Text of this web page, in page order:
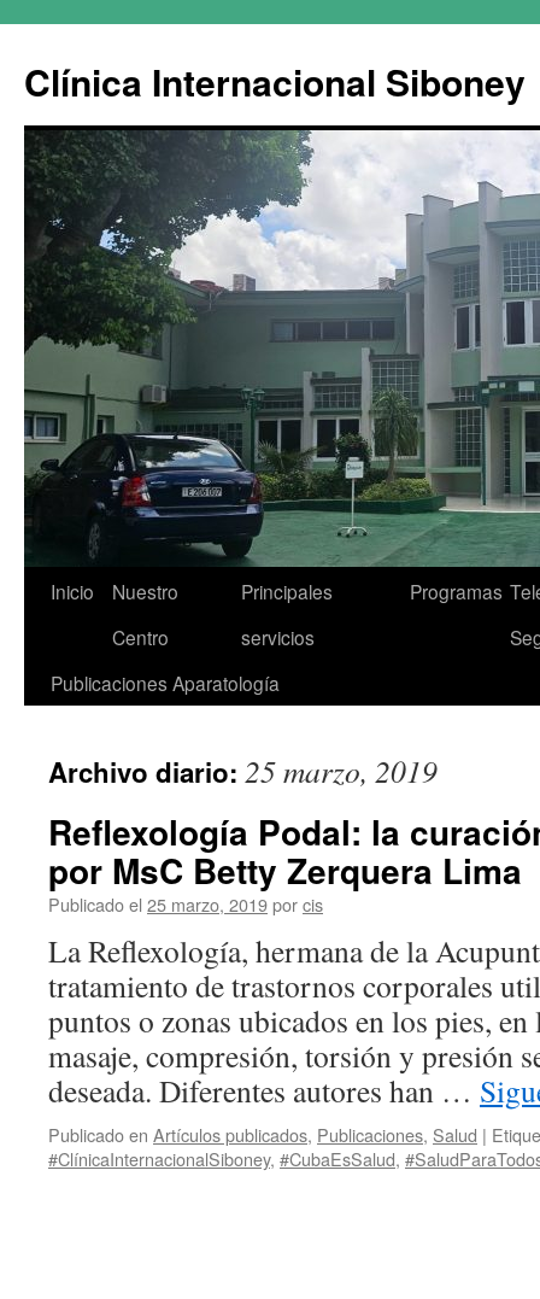
Clínica Internacional Siboney
Saltar
contenido
Inicio
Nuestro
Centro
Principales
servicios
Programas
Publicaciones Aparatología
Archivo diario: 25 marzo, 2019
Reflexología Podal: la
por MsC Betty Zerquera Lima
Publicado el 25 marzo, 2019porcis
La Reflexología, hermana de la
tratamiento de trastornos corporales
puntos o zonas ubicados en los pies,
masaje, compresión, torsión y presión
deseada. Diferentes autores han …
Publicado en Artículos publicados, Publicaciones, Salud |
#ClínicaInternacionalSiboney, #CubaEsSalud,